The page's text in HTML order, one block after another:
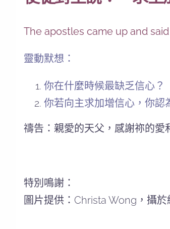
The apostles came up and said
靈動默想：
你在什麼時候最缺乏信心？
你若向主求加增信心，你認
禱告：親愛的天父，感謝祢的愛
特別鳴謝：
圖片提供：Christa Wong，攝於